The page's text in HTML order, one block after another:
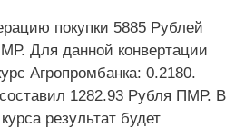
покупки 5885 Рублей
Для данной конвертации
Агропромбанка: 0.2180.
1282.93 Рубля ПМР. В
результат будет